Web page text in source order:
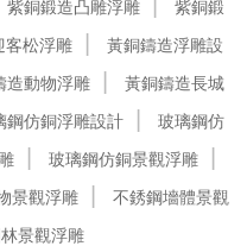
紫銅鍛造凸雕浮雕
紫銅鍛
客松浮雕
黃銅鑄造浮雕設
造動物浮雕
黃銅鑄造長城
鋼仿銅浮雕設計
玻璃鋼仿
玻璃鋼仿銅景觀浮雕
景觀浮雕
不銹鋼墻體景觀
景觀浮雕